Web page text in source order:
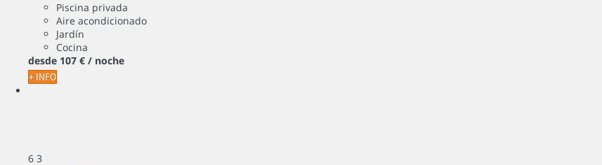
Piscina privada
Aire acondicionado
Jardín
Cocina
desde 107 € / noche
+ INFO
6 3